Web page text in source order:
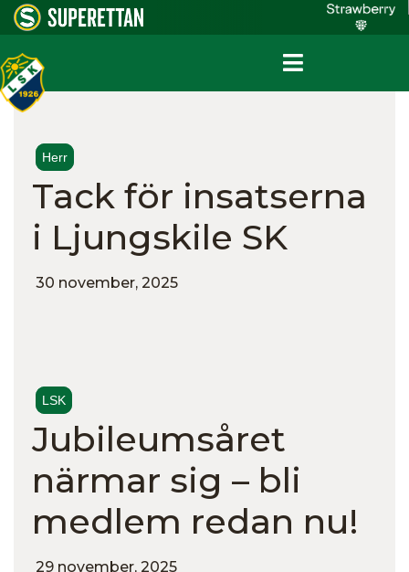
Herr
Tack för insatserna
i Ljungskile SK
30 november, 2025
LSK
Jubileumsåret
närmar sig – bli
medlem redan nu!
29 november, 2025